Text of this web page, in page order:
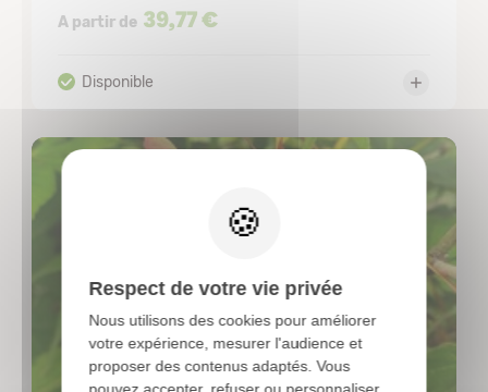
A partir de 39,77 €
Respect de votre vie privée
Nous utilisons des cookies pour améliorer
votre expérience, mesurer l'audience et
proposer des contenus adaptés. Vous